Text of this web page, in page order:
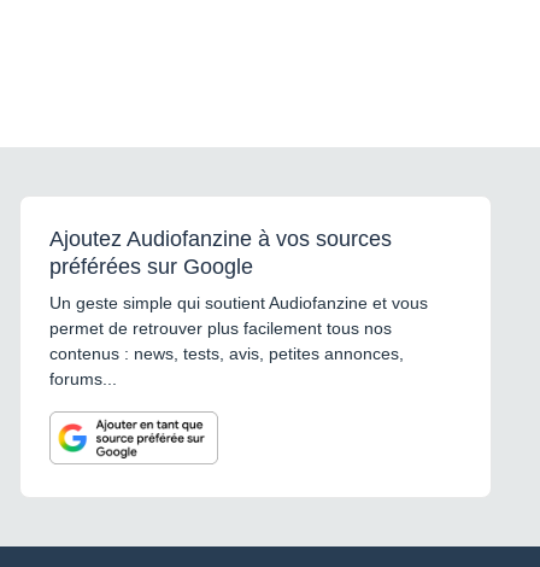
Ajoutez Audiofanzine à vos sources
préférées sur Google
Un geste simple qui soutient Audiofanzine et vous
permet de retrouver plus facilement tous nos
contenus : news, tests, avis, petites annonces,
forums...